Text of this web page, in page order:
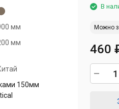
150мм
мм
мм
В
Можно
460